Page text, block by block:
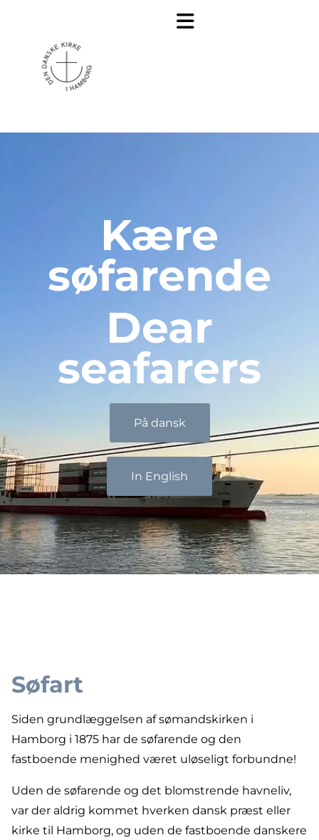
Kære
søfarende
Dear
seafarers
På dansk
In English
Søfart
Siden grundlæggelsen af sømandskirken i
Hamborg i 1875 har de søfarende og den
fastboende menighed været uløseligt forbundne!
Uden de søfarende og det blomstrende havneliv,
var der aldrig kommet hverken dansk præst eller
kirke til Hamborg, og uden de fastboende danskere